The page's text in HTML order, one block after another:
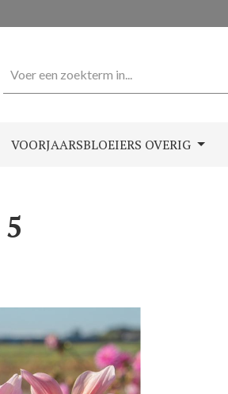
VOORJAARSBLOEIERS OVERIG